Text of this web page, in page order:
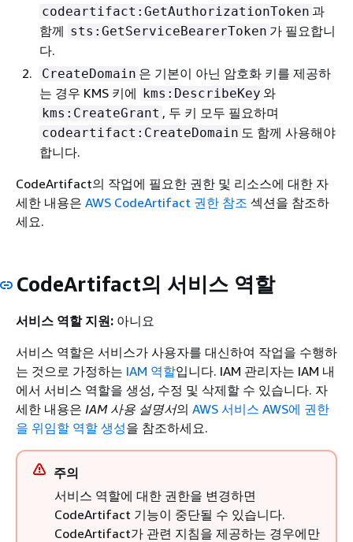
codeartifact:GetAuthorizationToken 과
함께 sts:GetServiceBearerToken 가 필요합니
다.
CreateDomain 은 기본이 아닌 암호화 키를 제공하
는 경우 KMS 키에 kms:DescribeKey 와
kms:CreateGrant , 두 키 모두 필요하며
codeartifact:CreateDomain 도 함께 사용해야
합니다.
CodeArtifact의 작업에 필요한 권한 및 리소스에 대한 자
세한 내용은 AWS CodeArtifact 권한 참조 섹션을 참조하
세요.
CodeArtifact의 서비스 역할
서비스 역할 지원: 아니요
서비스 역할은 서비스가 사용자를 대신하여 작업을 수행하
는 것으로 가정하는 IAM 역할입니다. IAM 관리자는 IAM 내
에서 서비스 역할을 생성, 수정 및 삭제할 수 있습니다. 자
세한 내용은 IAM 사용 설명서의 AWS 서비스 AWS에 권한
을 위임할 역할 생성을 참조하세요.
주의
서비스 역할에 대한 권한을 변경하면
CodeArtifact 기능이 중단될 수 있습니다.
CodeArtifact가 관련 지침을 제공하는 경우에만